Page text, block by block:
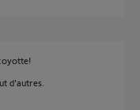
d'autres.